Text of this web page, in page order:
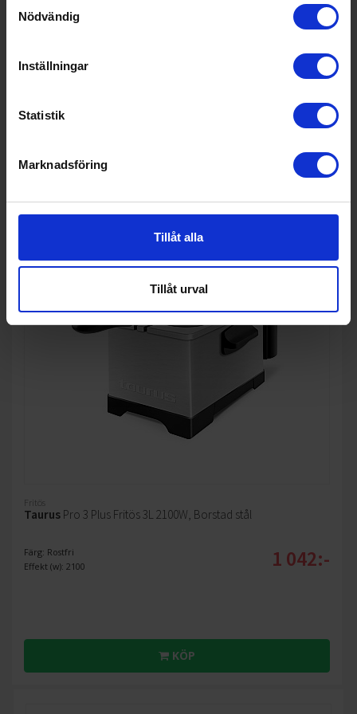
Nödvändig
Inställningar
Statistik
Marknadsföring
Tillåt alla
Tillåt urval
TaurusStavmixer set robot 750 easy
Effekt (w): 750
526:-
KÖP
Fritös
Taurus Pro 3 Plus Fritös 3L 2100W, Borstad stål
Färg: Rostfri
Effekt (w): 2100
1 042:-
KÖP